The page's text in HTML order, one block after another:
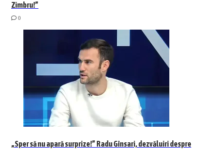
Zimbru!”
0
„Sper să nu apară surprize!” Radu Gînsari, dezvăluiri despre